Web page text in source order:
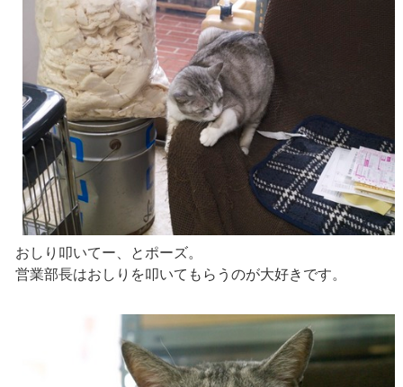
おしり叩いてー、とポーズ。
営業部長はおしりを叩いてもらうのが大好きです。